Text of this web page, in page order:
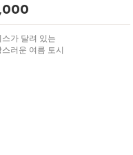
스가 달려 있는
스러운 여름 토시